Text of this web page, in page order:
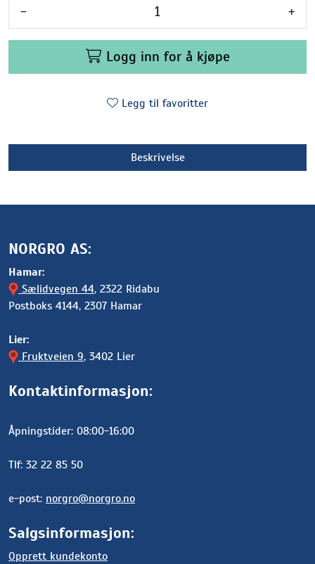
- +
Logg inn for å kjøpe
Legg til favoritter
Beskrivelse
NORGRO AS:
Hamar:
Sælidvegen 44, 2322 Ridabu
Postboks 4144, 2307 Hamar
Lier:
Fruktveien 9, 3402 Lier
Kontaktinformasjon:
Åpningstider: 08:00-16:00
Tlf: 32 22 85 50
e-post: norgro@norgro.no
Salgsinformasjon:
Opprett kundekonto